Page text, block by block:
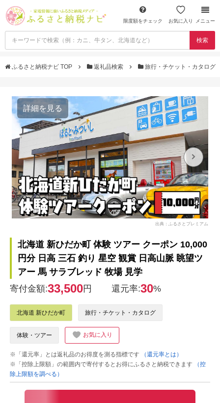
限度額をチェック お気に入り メニュー
検索
ふるさと納税ナビ TOP 返礼品検索 旅行・チケット・カタログ
詳細を見る
出典：ふるさとプレミアム
北海道 新ひだか町 体験 ツアー クーポン 10,000
円分 日高 三石 釣り 星空 観賞 日高山脈 眺望ツ
アー 馬 サラブレッド 牧場 見学
寄付金額:33,500円 還元率:30%
北海道 新ひだか町 旅行・チケット・カタログ
体験・ツアー お気に入り
※「還元率」とは返礼品のお得度を測る指標です
（還元率とは）
※「控除上限額」の範囲内で寄付するとお得にふるさと納税できます
（控
除上限額を調べる）